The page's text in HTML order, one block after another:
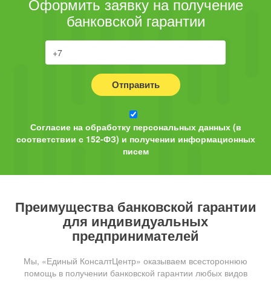
банковской гарантии
Отправить
Согласие на обработку персональных данных (в
соответствии с 152-ФЗ) и получении информационных
писем
Преимущества банковской гарантии
для индивидуальных
предпринимателей
Мы, «Единый КонсалтЦентр» оказываем всестороннюю
помощь в получении банковской гарантии любых видов